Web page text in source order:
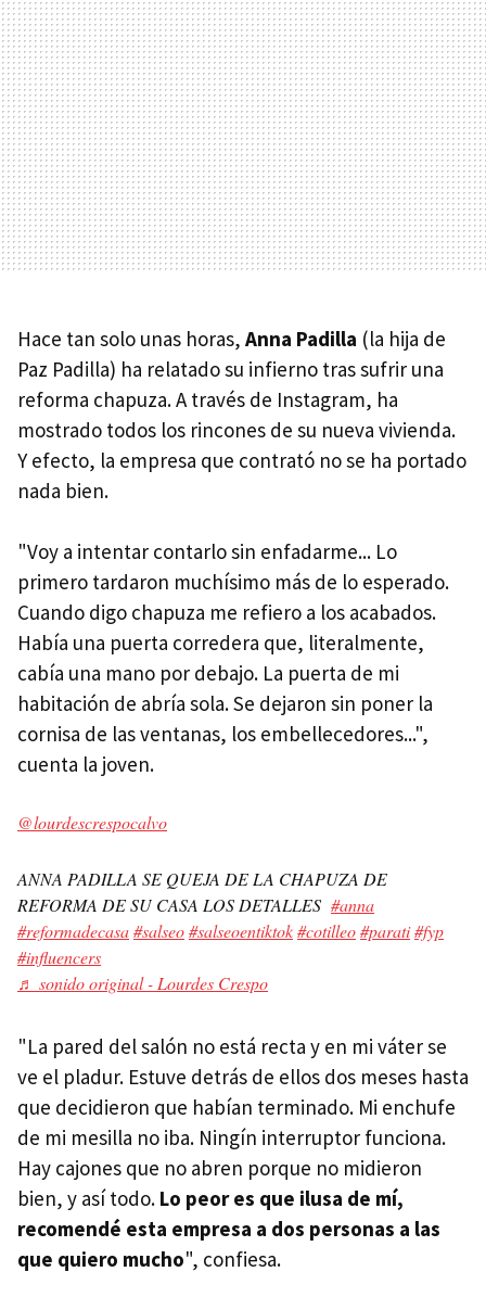
Hace tan solo unas horas, Anna Padilla (la hija de
Paz Padilla) ha relatado su infierno tras sufrir una
reforma chapuza. A través de Instagram, ha
mostrado todos los rincones de su nueva vivienda.
Y efecto, la empresa que contrató no se ha portado
nada bien.
"Voy a intentar contarlo sin enfadarme... Lo
primero tardaron muchísimo más de lo esperado.
Cuando digo chapuza me refiero a los acabados.
Había una puerta corredera que, literalmente,
cabía una mano por debajo. La puerta de mi
habitación de abría sola. Se dejaron sin poner la
cornisa de las ventanas, los embellecedores...",
cuenta la joven.
@lourdescrespocalvo
ANNA PADILLA SE QUEJA DE LA CHAPUZA DE
REFORMA DE SU CASA LOS DETALLES #anna
#reformadecasa#salseo#salseoentiktok#cotilleo#parati#fyp
#influencers
♬ sonido original - Lourdes Crespo
"La pared del salón no está recta y en mi váter se
ve el pladur. Estuve detrás de ellos dos meses hasta
que decidieron que habían terminado. Mi enchufe
de mi mesilla no iba. Ningín interruptor funciona.
Hay cajones que no abren porque no midieron
bien, y así todo. Lo peor es que ilusa de mí,
recomendé esta empresa a dos personas a las
que quiero mucho", confiesa.